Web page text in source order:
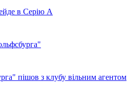
в Серію А
пішов з клубу вільним агентом